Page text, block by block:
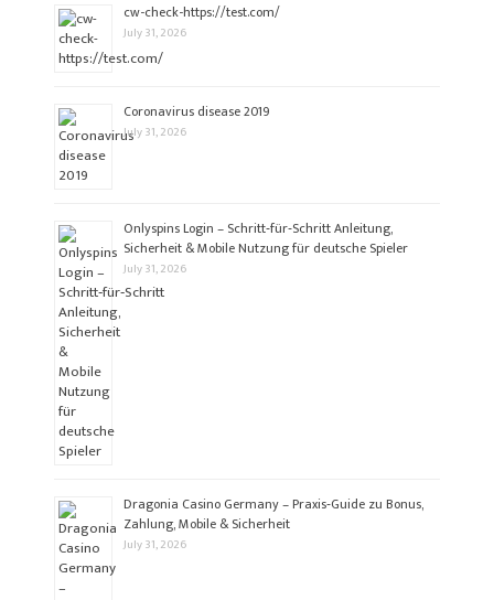
cw-check-https://test.com/
July 31, 2026
Coronavirus disease 2019
July 31, 2026
Onlyspins Login – Schritt‑für‑Schritt Anleitung,
Sicherheit & Mobile Nutzung für deutsche Spieler
July 31, 2026
Dragonia Casino Germany – Praxis‑Guide zu Bonus,
Zahlung, Mobile & Sicherheit
July 31, 2026